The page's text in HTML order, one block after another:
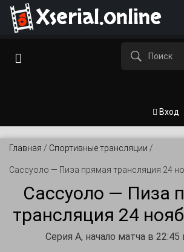
Xserial.online
Вход
Главная / Спортивные трансляции /
Сассуоло — Пиза прямая трансляция 24
Сассуоло — Пиза
трансляция 24
Серия А, начало матча в